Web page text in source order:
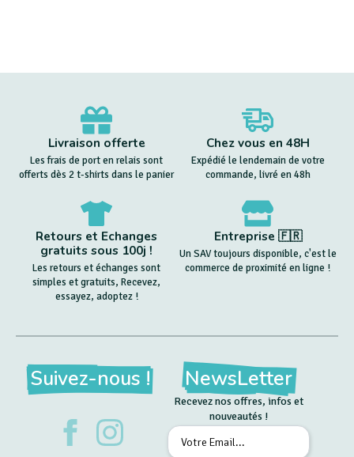
Livraison offerte
Les frais de port en relais sont
offerts dès 2 t-shirts dans le panier
Chez vous en 48H
Expédié le lendemain de votre
commande, livré en 48h
Retours et Echanges
gratuits sous 100j !
Les retours et échanges sont
simples et gratuits, Recevez,
essayez, adoptez !
Entreprise 🇫🇷
Un SAV toujours disponible, c'est le
commerce de proximité en ligne !
Suivez-nous ! NewsLetter
Recevez nos offres, infos et
nouveautés !
Email